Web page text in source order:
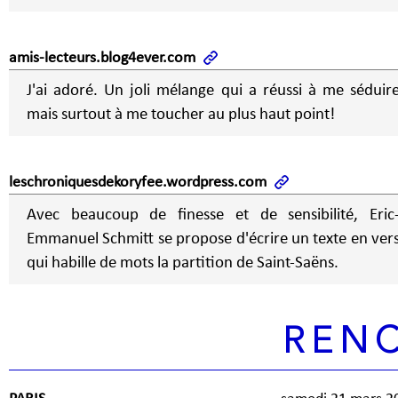
amis-lecteurs.blog4ever.com
J'ai adoré. Un joli mélange qui a réussi à me
mais surtout à me toucher au plus haut point!
leschroniquesdekoryfee.wordpress.com
Avec beaucoup de finesse et de sensibilité,
Emmanuel Schmitt se propose d'écrire un texte en
qui habille de mots la partition de Saint-Saëns.